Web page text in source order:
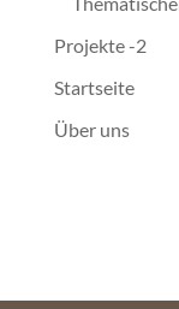
Projekte -2
Startseite
Über uns